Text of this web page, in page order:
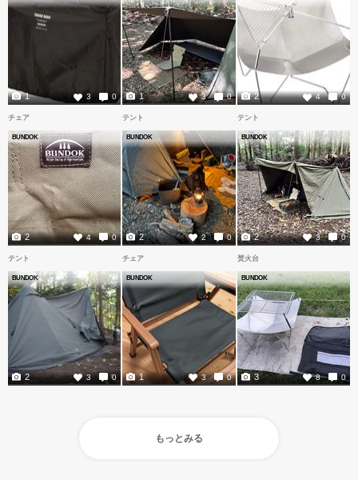
3 0
1 3 0
1 4 0
2
チェア
BUNDOK
4 0
2
テント
BUNDOK
2 0
2
テント
BUNDOK
3 0
2
テント
BUNDOK
3 0
2
チェア
BUNDOK
3 0
1
焚火台
BUNDOK
8 0
3
もっとみる